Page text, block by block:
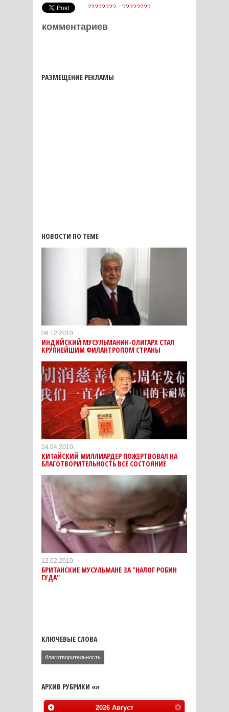
???????? ????????
комментариев
РАЗМЕЩЕНИЕ РЕКЛАМЫ
НОВОСТИ ПО ТЕМЕ
06.12.2010
ИНДИЙСКИЙ МУСУЛЬМАНИН-ОЛИГАРХ СТАЛ
КРУПНЕЙШИМ ФИЛАНТРОПОМ СТРАНЫ
24.04.2010
КИТАЙСКИЙ МИЛЛИАРДЕР ПОЖЕРТВОВАЛ НА
БЛАГОТВОРИТЕЛЬНОСТЬ ВСЕ СОСТОЯНИЕ
12.02.2010
БРИТАНСКИЕ МУСУЛЬМАНЕ ЗА "НАЛОГ РОБИН
ГУДА"
КЛЮЧЕВЫЕ СЛОВА
благотворительность
АРХИВ РУБРИКИ «»
2026 Август